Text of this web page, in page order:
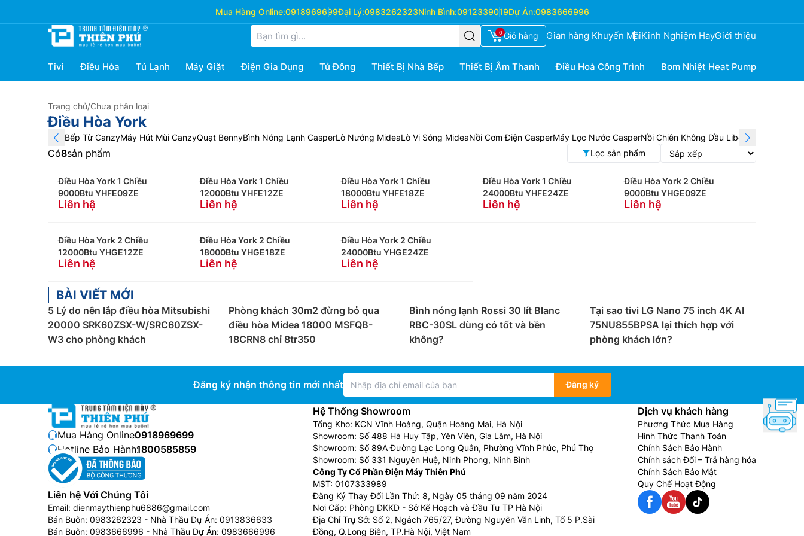
Mua Hàng Online:0918969699Đại Lý:0983262323Ninh Bình:0912339019Dự Án:0983666996
0 Giỏ hàng Gian hàng Khuyến MãiKinh Nghiệm HayGiới thiệu
Tivi Điều Hòa Tủ Lạnh Máy Giặt Điện Gia Dụng Tủ Đông Thiết Bị Nhà Bếp Thiết Bị Âm Thanh Điều Hoà Công Trình Bơm Nhiệt Heat Pump
Trang chủ/Chưa phân loại
Điều Hòa York
Bếp Từ CanzyMáy Hút Mùi CanzyQuạt BennyBình Nóng Lạnh CasperLò Nướng MideaLò Vi Sóng MideaNồi Cơm Điện CasperMáy Lọc Nước CasperNồi Chiên Không Dầu Liberte
Có8sản phẩm Lọc sản phẩm
Điều Hòa York 1 Chiều
9000Btu YHFE09ZE
Liên hệ
Điều Hòa York 1 Chiều
12000Btu YHFE12ZE
Liên hệ
Điều Hòa York 1 Chiều
18000Btu YHFE18ZE
Liên hệ
Điều Hòa York 1 Chiều
24000Btu YHFE24ZE
Liên hệ
Điều Hòa York 2 Chiều
9000Btu YHGE09ZE
Liên hệ
Điều Hòa York 2 Chiều
12000Btu YHGE12ZE
Liên hệ
Điều Hòa York 2 Chiều
18000Btu YHGE18ZE
Liên hệ
Điều Hòa York 2 Chiều
24000Btu YHGE24ZE
Liên hệ
BÀI VIẾT MỚI
5 Lý do nên lắp điều hòa Mitsubishi
20000 SRK60ZSX-W/SRC60ZSX-
W3 cho phòng khách
Phòng khách 30m2 đừng bỏ qua
điều hòa Midea 18000 MSFQB-
18CRN8 chỉ 8tr350
Bình nóng lạnh Rossi 30 lít Blanc
RBC-30SL dùng có tốt và bền
không?
Tại sao tivi LG Nano 75 inch 4K AI
75NU855BPSA lại thích hợp với
phòng khách lớn?
Đăng ký nhận thông tin mới nhất Đăng ký
Mua Hàng Online:0918969699
Hotline Bảo Hành:1800585859
Liên hệ Với Chúng Tôi
Email: dienmaythienphu6886@gmail.com
Bán Buôn: 0983262323 - Nhà Thầu Dự Án: 0913836633
Bán Buôn: 0983666996 - Nhà Thầu Dự Án: 0983666996
Hệ Thống Showroom
Tổng Kho: KCN Vĩnh Hoàng, Quận Hoàng Mai, Hà Nội
Showroom: Số 488 Hà Huy Tập, Yên Viên, Gia Lâm, Hà Nội
Showroom: Số 89A Đường Lạc Long Quân, Phường Vĩnh Phúc, Phú Thọ
Showroom: Số 331 Nguyễn Huệ, Ninh Phong, Ninh Bình
Công Ty Cổ Phần Điện Máy Thiên Phú
MST: 0107333989
Đăng Ký Thay Đổi Lần Thứ: 8, Ngày 05 tháng 09 năm 2024
Nơi Cấp: Phòng DKKD - Sở Kế Hoạch và Đầu Tư TP Hà Nội
Địa Chỉ Trụ Sở: Số 2, Ngách 765/27, Đường Nguyễn Văn Linh, Tổ 5 P.Sài
Đồng, Q.Long Biên, TP.Hà Nội, Việt Nam
Dịch vụ khách hàng
Phương Thức Mua Hàng
Hình Thức Thanh Toán
Chính Sách Bảo Hành
Chính sách Đổi – Trả hàng hóa
Chính Sách Bảo Mật
Quy Chế Hoạt Động